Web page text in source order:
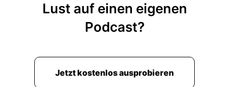
Lust auf einen eigenen
Podcast?
Jetzt kostenlos ausprobieren